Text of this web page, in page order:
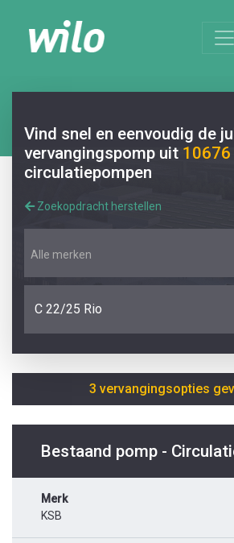
Vind snel en eenvoudig de
vervangingspomp uit 10676
circulatiepompen
Zoekopdracht herstellen
Alle merken
C 22/25 Rio
3 vervangingsopties
Bestaand pomp -
Merk
KSB